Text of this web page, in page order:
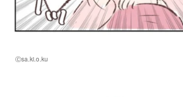
Ⓒsa.ki.o.ku